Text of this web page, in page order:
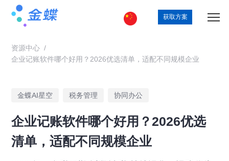
获取方案
资源中心 /
企业记账软件哪个好用？2026优选清单，适配不同规模企业
金蝶AI星空 税务管理 协同办公
企业记账软件哪个好用？2026优选
清单，适配不同规模企业